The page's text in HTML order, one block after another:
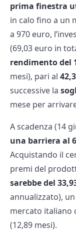
prima finestra
in calo fino a un
a 970 euro,
(69,03 euro in
rendimento del
mesi), pari al
successive la
mese per
A scadenza (14
una barriera al
Acquistando il
premi del
sarebbe del
annualizzato),
mercato italiano
(12,89 mesi).